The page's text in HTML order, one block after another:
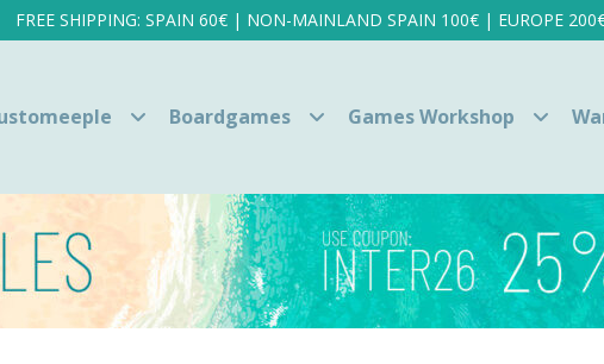
FREE SHIPPING: SPAIN 60€ | NON-MAINLAND SPAIN 100€ | EUROPE
Boardgames Games Workshop